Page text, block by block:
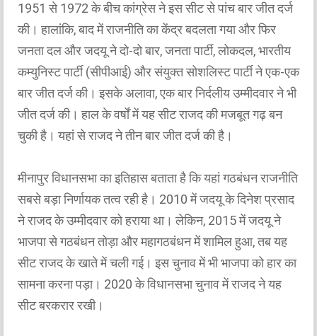
1951 से 1972 के बीच कांग्रेस ने इस सीट से पांच बार जीत दर्ज
की। हालांकि, बाद में राजनीति का केंद्र बदलता गया और फिर
जनता दल और जदयू ने दो-दो बार, जनता पार्टी, लोकदल, भारतीय
कम्युनिस्ट पार्टी (सीपीआई) और संयुक्त सोशलिस्ट पार्टी ने एक-एक
बार जीत दर्ज की। इसके अलावा, एक बार निर्दलीय उम्मीदवार ने भी
जीत दर्ज की। हाल के वर्षों में यह सीट राजद की मजबूत गढ़ बन
चुकी है। यहां से राजद ने तीन बार जीत दर्ज की है।
मीनापुर विधानसभा का इतिहास बताता है कि यहां गठबंधन राजनीति
सबसे बड़ा निर्णायक तत्व रही है। 2010 में जदयू के दिनेश प्रसाद
ने राजद के उम्मीदवार को हराया था। लेकिन, 2015 में जदयू ने
भाजपा से गठबंधन तोड़ा और महागठबंधन में शामिल हुआ, तब यह
सीट राजद के खाते में चली गई। इस चुनाव में भी भाजपा को हार का
सामना करना पड़ा। 2020 के विधानसभा चुनाव में राजद ने यह
सीट बरकरार रखी।